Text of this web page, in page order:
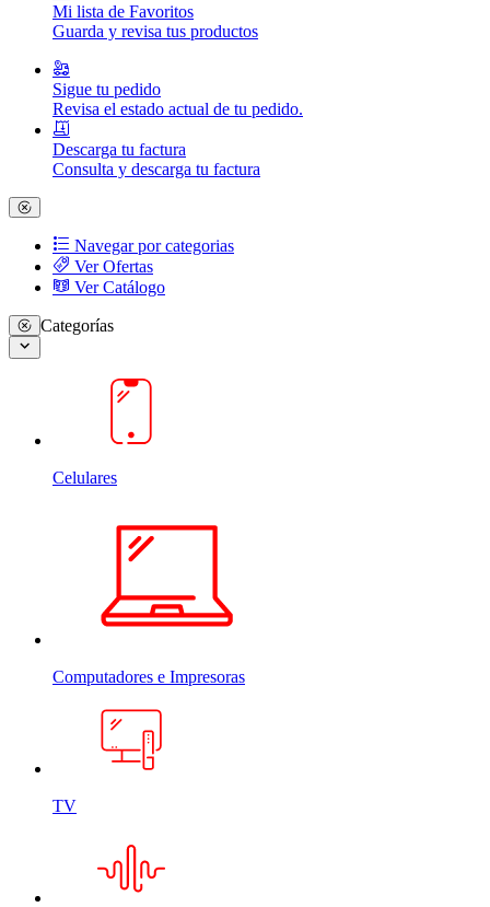
Mi lista de Favoritos
Guarda y revisa tus productos
Sigue tu pedido
Revisa el estado actual de tu pedido.
Descarga tu factura
Consulta y descarga tu factura
Navegar por categorias
Ver Ofertas
Ver Catálogo
Categorías
Celulares
Computadores e Impresoras
TV